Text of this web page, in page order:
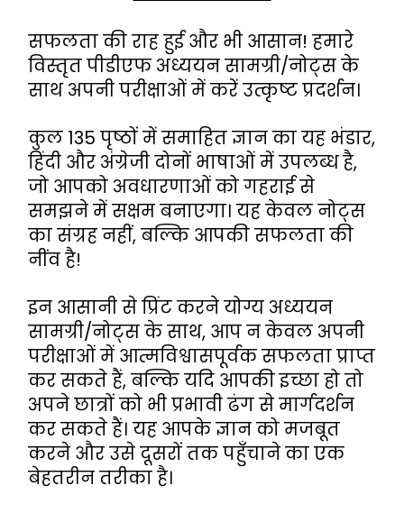
सफलता की राह हुई और भी आसान! हमारे
विस्तृत पीडीएफ अध्ययन सामग्री/नोट्स के
साथ अपनी परीक्षाओं में करें उत्कृष्ट प्रदर्शन।
कुल 135 पृष्ठों में समाहित ज्ञान का यह भंडार,
हिंदी और अंग्रेजी दोनों भाषाओं में उपलब्ध है,
जो आपको अवधारणाओं को गहराई से
समझने में सक्षम बनाएगा। यह केवल नोट्स
का संग्रह नहीं, बल्कि आपकी सफलता की
नींव है!
इन आसानी से प्रिंट करने योग्य अध्ययन
सामग्री/नोट्स के साथ, आप न केवल अपनी
परीक्षाओं में आत्मविश्वासपूर्वक सफलता प्राप्त
कर सकते हैं, बल्कि यदि आपकी इच्छा हो तो
अपने छात्रों को भी प्रभावी ढंग से मार्गदर्शन
कर सकते हैं। यह आपके ज्ञान को मजबूत
करने और उसे दूसरों तक पहुँचाने का एक
बेहतरीन तरीका है।